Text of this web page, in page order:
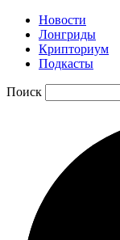
Новости
Лонгриды
Крипториум
Подкасты
Поиск